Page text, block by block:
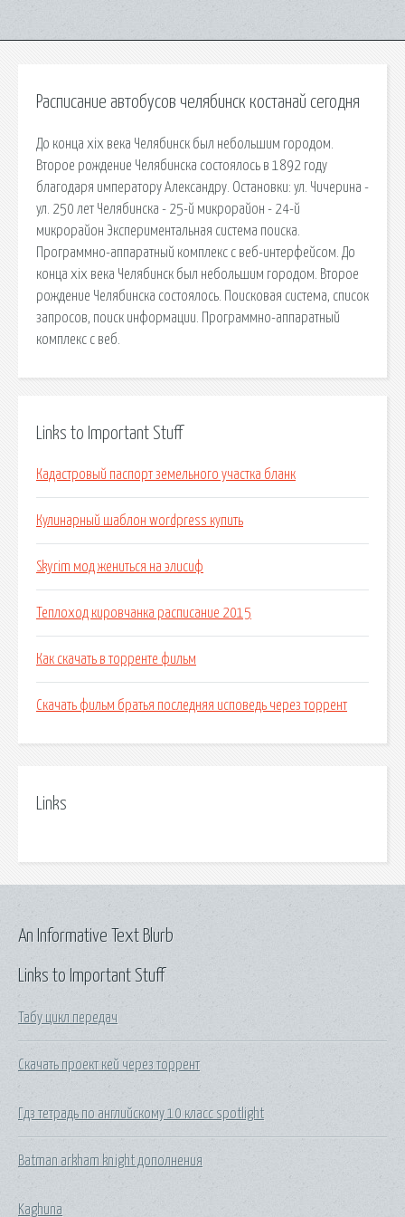
Расписание автобусов челябинск костанай сегодня
До конца xix века Челябинск был небольшим городом.
Второе рождение Челябинска состоялось в 1892 году
благодаря императору Александру. Остановки: ул. Чичерина -
ул. 250 лет Челябинска - 25-й микрорайон - 24-й
микрорайон Экспериментальная система поиска.
Программно-аппаратный комплекс с веб-интерфейсом. До
конца xix века Челябинск был небольшим городом. Второе
рождение Челябинска состоялось. Поисковая сиcтема, список
запросов, поиск информации. Программно-аппаратный
комплекс с веб.
Links to Important Stuff
Кадастровый паспорт земельного участка бланк
Кулинарный шаблон wordpress купить
Skyrim мод жениться на элисиф
Теплоход кировчанка расписание 2015
Как скачать в торренте фильм
Скачать фильм братья последняя исповедь через торрент
Links
Links to Important Stuff
Табу цикл передач
Скачать проект кей через торрент
Гдз тетрадь по английскому 10 класс spotlight
Batman arkham knight дополнения
Kaghuna
An Informative Text Blurb